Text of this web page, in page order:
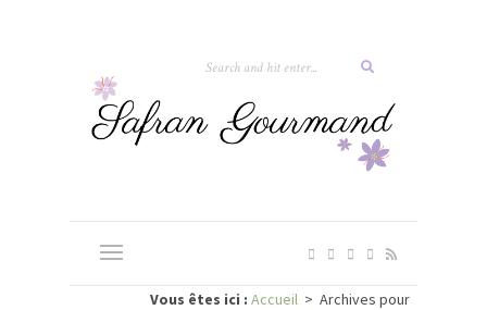
Vous êtes ici : Accueil >Archives pour